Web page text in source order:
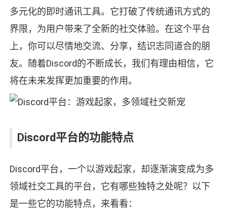
多元化的即时通讯工具。它打破了传统通讯方式的
界限，为用户带来了全新的社交体验。在这个平台
上，你可以尽情地交流、分享，结识志同道合的朋
友。随着Discord的不断成长，我们有理由相信，它
将在未来发挥更加重要的作用。
Discord平台的功能特点
Discord平台，一个以游戏起家，却逐渐演变成为多
领域社交工具的平台，它有哪些独特之处呢？以下
是一些它的功能特点，来看看：